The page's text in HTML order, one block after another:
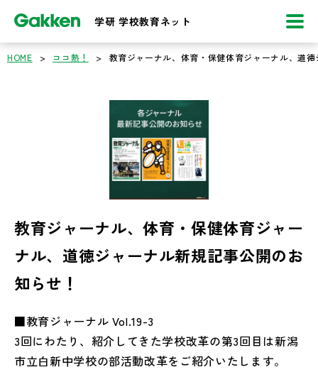
学研 学校教育ネット
HOME > ココ熱！ > 教育ジャーナル、体育・保健体育ジャーナル、道
教育ジャーナル、体育・保健体育ジャー
ナル、道徳ジャーナル新規記事公開のお
知らせ！
■教育ジャーナル Vol.19-3
3回にわたり、紹介してきた学校改革の第3回目は新潟
市立白新中学校の部活動改革をご紹介いたします。